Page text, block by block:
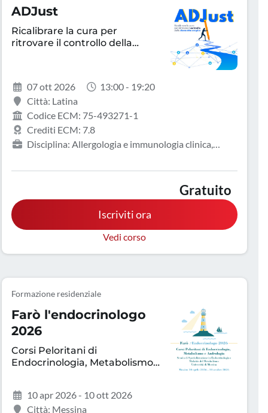
ADJust
Ricalibrare la cura per
ritrovare il controllo della
07 ott 2026
13:00 - 19:20
Città: Latina
Codice ECM: 75-493271-1
Crediti ECM: 7.8
Disciplina: Allergologia e immunologia clinica,
Gratuito
Iscriviti ora
Vedi corso
Formazione residenziale
Farò l'endocrinologo
2026
Corsi Peloritani di
Endocrinologia, Metabolismo
10 apr 2026 - 10 ott 2026
Città: Messina